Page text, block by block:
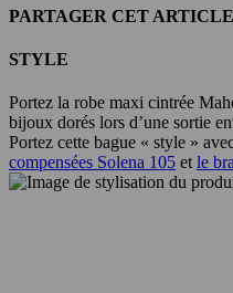
PARTAGER CET ARTICLE
STYLE
Portez la robe maxi cintrée
bijoux dorés lors d’une sortie
Portez cette bague « style »
compensées Solena 105 etle